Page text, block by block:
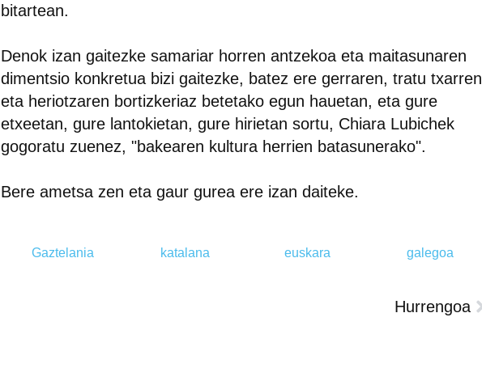
bitartean.
Denok izan gaitezke samariar horren antzekoa eta maitasunaren
dimentsio konkretua bizi gaitezke, batez ere gerraren, tratu txarren
eta heriotzaren bortizkeriaz betetako egun hauetan, eta gure
etxeetan, gure lantokietan, gure hirietan sortu, Chiara Lubichek
gogoratu zuenez, "bakearen kultura herrien batasunerako".
Bere ametsa zen eta gaur gurea ere izan daiteke.
Gaztelania katalana euskara galegoa
Hurrengoa